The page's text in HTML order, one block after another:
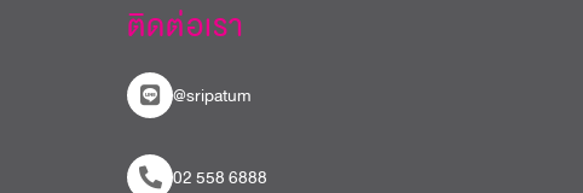
ติดต่อเรา
@sripatum
02 558 6888